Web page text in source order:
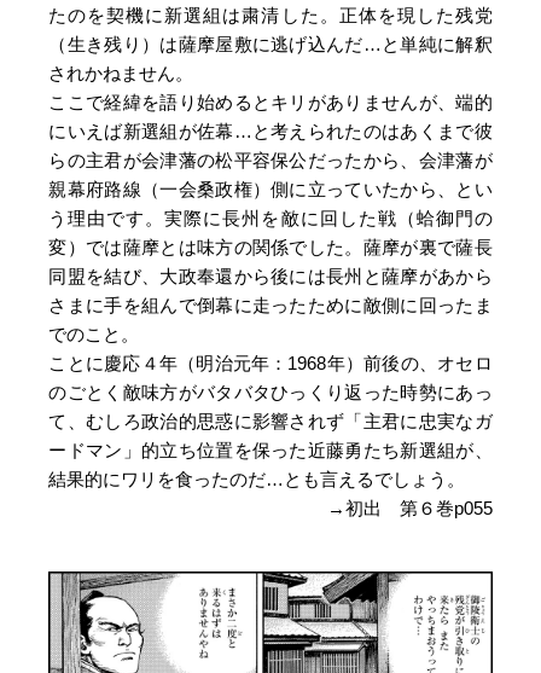
たのを契機に新選組は粛清した。正体を現した残党
（生き残り）は薩摩屋敷に逃げ込んだ…と単純に解釈
されかねません。
ここで経緯を語り始めるとキリがありませんが、端的
にいえば新選組が佐幕…と考えられたのはあくまで彼
らの主君が会津藩の松平容保公だったから、会津藩が
親幕府路線（一会桑政権）側に立っていたから、とい
う理由です。実際に長州を敵に回した戦（蛤御門の
変）では薩摩とは味方の関係でした。薩摩が裏で薩長
同盟を結び、大政奉還から後には長州と薩摩があから
さまに手を組んで倒幕に走ったために敵側に回ったま
でのこと。
ことに慶応４年（明治元年：1968年）前後の、オセロ
のごとく敵味方がバタバタひっくり返った時勢にあっ
て、むしろ政治的思惑に影響されず「主君に忠実なガ
ードマン」的立ち位置を保った近藤勇たち新選組が、
結果的にワリを食ったのだ…とも言えるでしょう。
→初出 第６巻p055